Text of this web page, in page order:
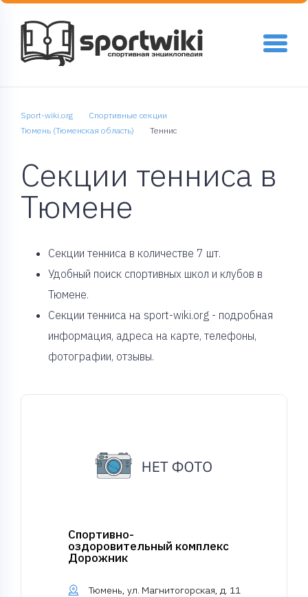
Sport-wiki.org
Спортивные секции
Тюмень (Тюменская область)
Теннис
Секции тенниса в
Тюмене
Cекции тенниса в количестве 7 шт.
Удобный поиск спортивных школ и клубов в
Тюмене.
Секции тенниса на sport-wiki.org - подробная
информация, адреса на карте, телефоны,
фотографии, отзывы.
Спортивно-
оздоровительный комплекс
Дорожник
Тюмень, ул. Магнитогорская, д. 11